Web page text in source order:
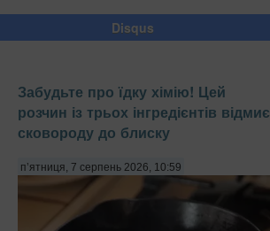
Disqus
Забудьте про їдку хімію! Цей
розчин із трьох інгредієнтів відмиє
сковороду до блиску
п’ятниця, 7 серпень 2026, 10:59